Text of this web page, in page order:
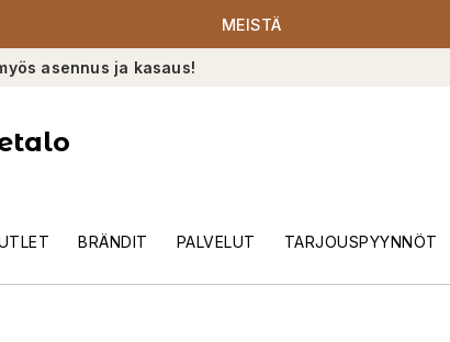
MEISTÄ
asennus ja kasaus!
BRÄNDIT PALVELUT TARJOUSPYYNNÖT